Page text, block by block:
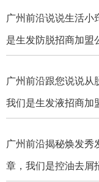
广州前沿说说生活小
是生发防脱招商加盟
广州前沿跟您说说从
我们是生发液招商加
广州前沿揭秘焕发秀
章，我们是控油去屑